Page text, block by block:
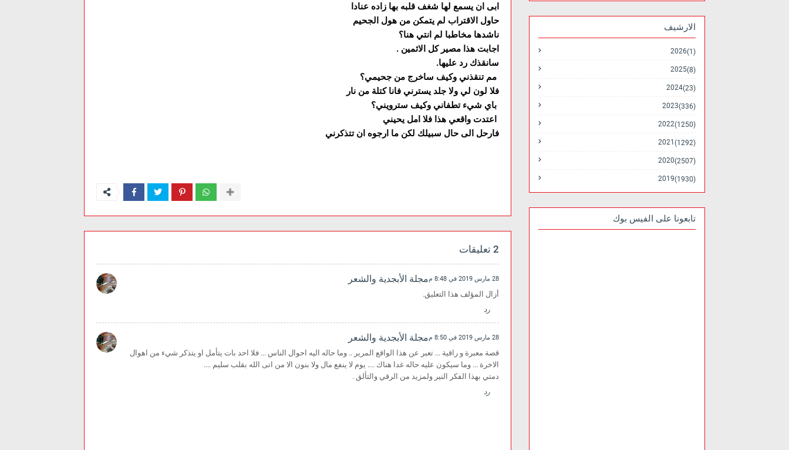
ابى ان يسمع لها شغف قلبه بها زاده عنادا
حاول الاقتراب لم يتمكن من هول الجحيم
ناشدها مخاطبا لم انتي هنا؟
اجابت هذا مصير كل الاثمين .
سانقذك رد عليها.
مم تنقذني وكيف ساخرج من جحيمي؟
فلا لون لي ولا جلد يسترني فانا كتلة من نار
باي شيء تطفاني وكيف سترويني؟
اعتدت واقعي هذا فلا امل يحيني
فارحل الى حال سبيلك لكن ما ارجوه ان تتذكرني
2 تعليقات
مجلة الأبجدية والشعر 28 مارس 2019 في 8:48 م
أزال المؤلف هذا التعليق.
رد
مجلة الأبجدية والشعر 28 مارس 2019 في 8:50 م
قصة معبرة و راقية ... تعبر عن هذا الواقع المرير .. وما حاله اليه احوال الناس ... فلا احد بات يتأمل او يتذكر شيء من اهوال
الاخرة ... وما سيكون عليه حاله غدا هناك .... يوم لا ينفع مال ولا بنون الا من اتى الله بقلب سليم ....
دمتي بهذا الفكر النير ولمزيد من الرقي والتألق .
رد
الارشيف
2026 (1)
2025 (8)
2024 (23)
2023 (336)
2022 (1250)
2021 (1292)
2020 (2507)
2019 (1930)
تابعونا على الفيس بوك